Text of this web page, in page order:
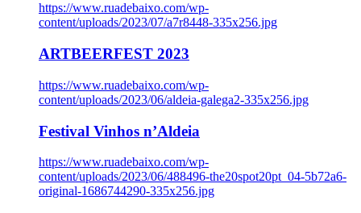
https://www.ruadebaixo.com/wp-
content/uploads/2023/07/a7r8448-335x256.jpg
ARTBEERFEST 2023
https://www.ruadebaixo.com/wp-
content/uploads/2023/06/aldeia-galega2-335x256.jpg
Festival Vinhos n’Aldeia
https://www.ruadebaixo.com/wp-
content/uploads/2023/06/488496-the20spot20pt_04-5b72a6-
original-1686744290-335x256.jpg